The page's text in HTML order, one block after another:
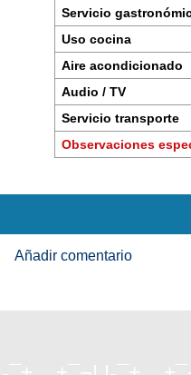
Servicio
Uso cocina
Aire acondicionado
Audio / TV
Servicio transporte
Observaciones
Añadir comentario